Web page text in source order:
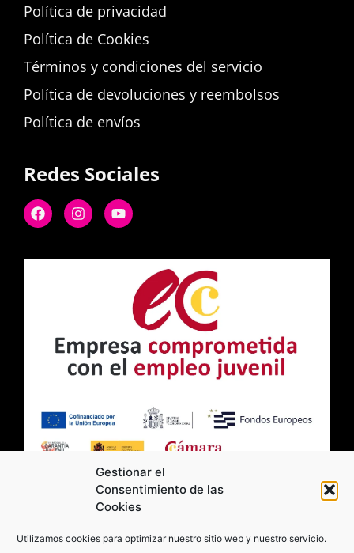
Gestionar el
Consentimiento de las
Cookies
Utilizamos cookies para optimizar nuestro sitio web y nuestro servicio.
Política de privacidad
Política de Cookies
Términos y condiciones del servicio
Política de devoluciones y reembolsos
Política de envíos
Redes Sociales
2026 Moviltick technologies. Todos los